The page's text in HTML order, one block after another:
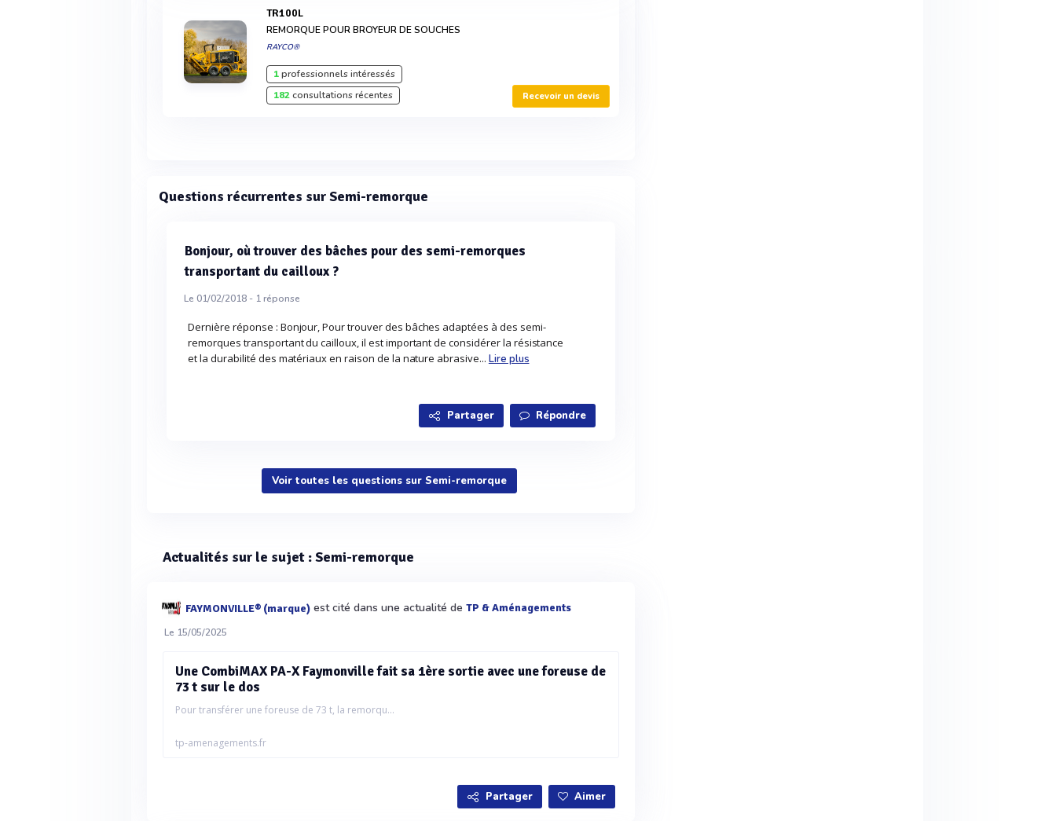
TR100L
REMORQUE POUR BROYEUR DE SOUCHES
RAYCO®
1professionnels intéressés
182consultations récentes Recevoir un devis
Questions récurrentes sur Semi-remorque
Bonjour, où trouver des bâches pour des semi-remorques
transportant du cailloux ?
Le 01/02/2018 - 1réponse
Dernière réponse : Bonjour, Pour trouver des bâches adaptées à des semi-
remorques transportant du cailloux, il est important de considérer la résistance
et la durabilité des matériaux en raison de la nature abrasive... Lire plus
Partager Répondre
Voir toutes les questions sur Semi-remorque
Actualités sur le sujet : Semi-remorque
FAYMONVILLE® (marque) est cité dans une actualité deTP & Aménagements
Le 15/05/2025
Une CombiMAX PA-X Faymonville fait sa 1ère sortie avec une foreuse de
73 t sur le dos
Pour transférer une foreuse de 73 t, la remorqu...
tp-amenagements.fr
Partager Aimer